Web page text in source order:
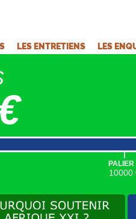
LES ENTRETIENS LES
|
PALIER
10000